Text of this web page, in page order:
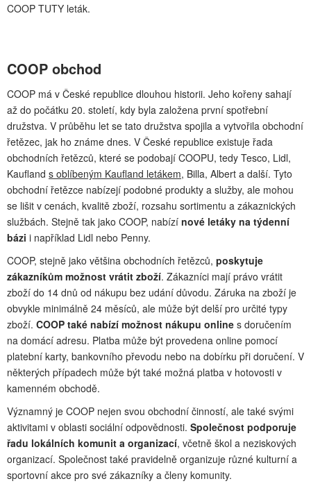
COOP TUTY leták.
COOP obchod
COOP má v České republice dlouhou historii. Jeho kořeny sahají
až do počátku 20. století, kdy byla založena první spotřební
družstva. V průběhu let se tato družstva spojila a vytvořila obchodní
řetězec, jak ho známe dnes. V České republice existuje řada
obchodních řetězců, které se podobají COOPU, tedy Tesco, Lidl,
Kaufland s oblíbeným Kaufland letákem, Billa, Albert a další. Tyto
obchodní řetězce nabízejí podobné produkty a služby, ale mohou
se lišit v cenách, kvalitě zboží, rozsahu sortimentu a zákaznických
službách. Stejně tak jako COOP, nabízí nové letáky na týdenní
bázi i například Lidl nebo Penny.
COOP, stejně jako většina obchodních řetězců, poskytuje
zákazníkům možnost vrátit zboží. Zákazníci mají právo vrátit
zboží do 14 dnů od nákupu bez udání důvodu. Záruka na zboží je
obvykle minimálně 24 měsíců, ale může být delší pro určité typy
zboží. COOP také nabízí možnost nákupu online s doručením
na domácí adresu. Platba může být provedena online pomocí
platební karty, bankovního převodu nebo na dobírku při doručení. V
některých případech může být také možná platba v hotovosti v
kamenném obchodě.
Významný je COOP nejen svou obchodní činností, ale také svými
aktivitami v oblasti sociální odpovědnosti. Společnost podporuje
řadu lokálních komunit a organizací, včetně škol a neziskových
organizací. Společnost také pravidelně organizuje různé kulturní a
sportovní akce pro své zákazníky a členy komunity.